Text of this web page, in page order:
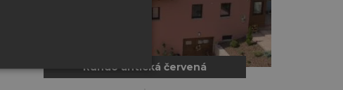
Rundo antická červená